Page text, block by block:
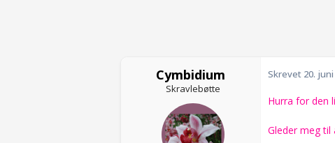
Cymbidium
Skravlebøtte
Skrevet 20.
Hurra for den
Gleder meg til